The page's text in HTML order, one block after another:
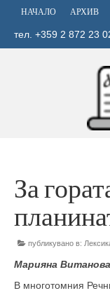
НАЧАЛО АРХИВ
тел. +359 2 872 23
За
публикувано в:
Марияна Витанова
В многотомния